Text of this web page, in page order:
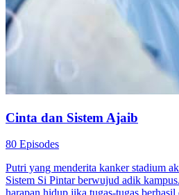
Cinta dan Sistem Ajaib
80 Episodes
Putri yang menderita kanker stadium
Sistem Si Pintar berwujud adik